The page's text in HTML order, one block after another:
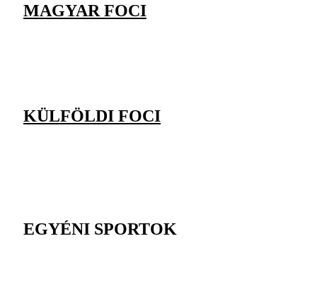
MAGYAR FOCI
KÜLFÖLDI FOCI
EGYÉNI SPORTOK